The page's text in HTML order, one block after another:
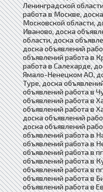
Ленинградской
работа в Москве,
Московской области,
Иваново, доска
области, доска
доска объявлений
объявлений работа в
работа в Салехарде,
Ямало-Ненецком АО,
Туре, доска
объявлений работа в
объявлений работа в
объявлений работа в
доска объявлений
доска объявлений
объявлений работа в
объявлений работа в
объявлений работа в
объявлений работа в
объявлений работа в
объявлений работа в
объявлений работа в